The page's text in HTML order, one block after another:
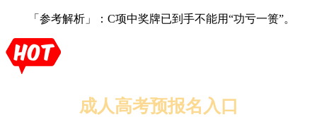
「参考解析」：C项中奖牌已到手不能用“功亏一篑”。
成人高考预报名入口